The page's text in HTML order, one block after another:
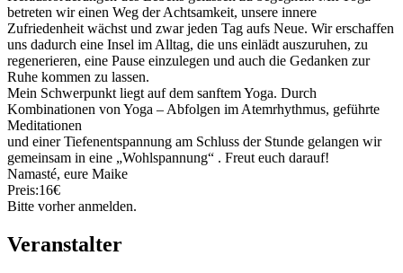
betreten wir einen Weg der Achtsamkeit, unsere innere
Zufriedenheit wächst und zwar jeden Tag aufs Neue. Wir erschaffen
uns dadurch eine Insel im Alltag, die uns einlädt auszuruhen, zu
regenerieren, eine Pause einzulegen und auch die Gedanken zur
Ruhe kommen zu lassen.
Mein Schwerpunkt liegt auf dem sanftem Yoga. Durch
Kombinationen von Yoga – Abfolgen im Atemrhythmus, geführte
Meditationen
und einer Tiefenentspannung am Schluss der Stunde gelangen wir
gemeinsam in eine „Wohlspannung“ . Freut euch darauf!
Namasté, eure Maike
Preis:16€
Bitte vorher anmelden.
Veranstalter